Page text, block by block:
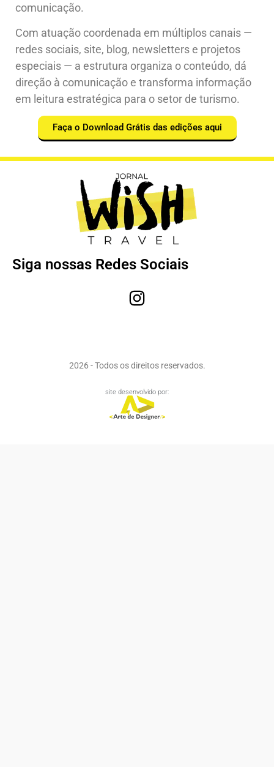
comunicação.
Com atuação coordenada em múltiplos canais —
redes sociais, site, blog, newsletters e projetos
especiais — a estrutura organiza o conteúdo, dá
direção à comunicação e transforma informação
em leitura estratégica para o setor de turismo.
Faça o Download Grátis das edições aqui
Siga nossas Redes Sociais
2026 - Todos os direitos reservados.
site desenvolvido por: